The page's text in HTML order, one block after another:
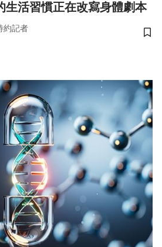
是命運 你的生活習慣正在改寫身體劇本
約記者
儲